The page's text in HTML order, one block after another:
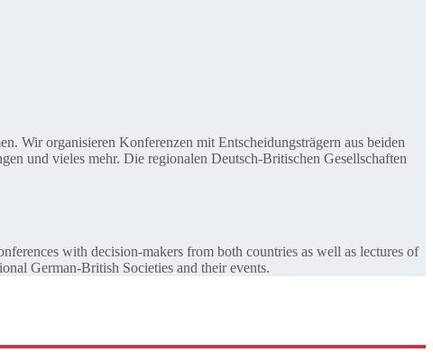
Wir organisieren Konferenzen mit Entscheidungsträgern aus beiden
und vieles mehr. Die regionalen Deutsch-Britischen Gesellschaften
with decision-makers from both countries as well as lectures of
German-British Societies and their events.